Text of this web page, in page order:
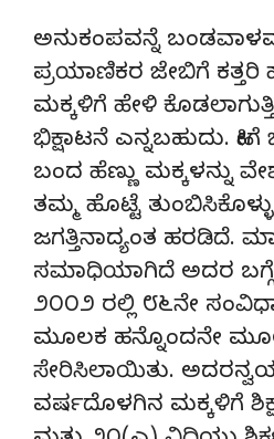
ಅನುಕಂಪವನ್ನೆ
ಪ್ರಯಾಣಿಕರ ಜೇಬಿಗೆ ಕತ್ತರಿ
ಮಕ್ಕಳಿಗೆ ಹೇಳಿ
ಭಿಕ್ಷಾಟನೆ ಎನ್ನಬಹುದು.
ಬಂದ ಹೆಣ್ಣು ಮಕ್ಕಳನ್ನು
ತಮ್ಮ ಹೊಟ್ಟೆ
ಜಗತ್ತಿನಾದ್ಯಂತ ಹರಡಿದೆ.
ಸಮಾಧಿಯಾಗಿದೆ ಅದರ ಬಗ್ಗೆ
೨೦೦೨ ರಲ್ಲಿ ೮೬ನೇ
ಮೂಲಕ ಹನ್ನೊಂದನೇ
ಸೇರಿಸಿಲಾಯಿತು.
ವರ್ಷದೊಳಗಿನ ಮಕ್ಕಳಿಗೆ